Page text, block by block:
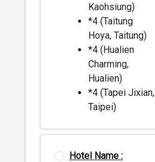
Kaohsiung)
*4 (Taitung
Hoya, Taitung)
*4 (Hualien
Charming,
Hualien)
*4 (Tapei Jixian,
Taipei)
Hotel Name :